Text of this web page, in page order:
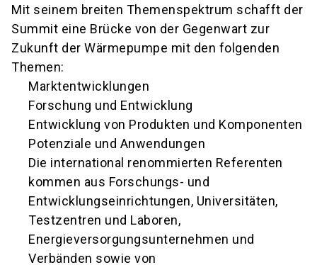
Mit seinem breiten Themenspektrum schafft der
Summit eine Brücke von der Gegenwart zur
Zukunft der Wärmepumpe mit den folgenden
Themen:
Marktentwicklungen
Forschung und Entwicklung
Entwicklung von Produkten und Komponenten
Potenziale und Anwendungen
Die international renommierten Referenten
kommen aus Forschungs- und
Entwicklungseinrichtungen, Universitäten,
Testzentren und Laboren,
Energieversorgungsunternehmen und
Verbänden sowie von